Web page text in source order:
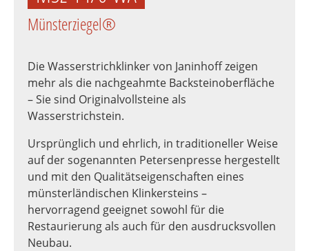
Münsterziegel®
Die Wasserstrichklinker von Janinhoff zeigen
mehr als die nachgeahmte Backsteinoberfläche
– Sie sind Originalvollsteine als
Wasserstrichstein.
Ursprünglich und ehrlich, in traditioneller Weise
auf der sogenannten Petersenpresse hergestellt
und mit den Qualitätseigenschaften eines
münsterländischen Klinkersteins –
hervorragend geeignet sowohl für die
Restaurierung als auch für den ausdrucksvollen
Neubau.